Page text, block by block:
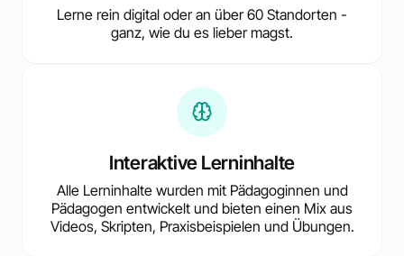
Lerne rein digital oder an über 60 Standorten -
ganz, wie du es lieber magst.
Interaktive Lerninhalte
Alle Lerninhalte wurden mit Pädagoginnen und
Pädagogen entwickelt und bieten einen Mix aus
Videos, Skripten, Praxisbeispielen und Übungen.